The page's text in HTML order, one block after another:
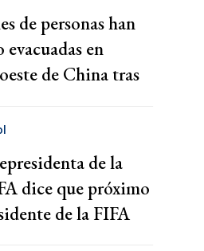
de personas han
evacuadas en
de China tras
de la
dice que próximo
de la FIFA